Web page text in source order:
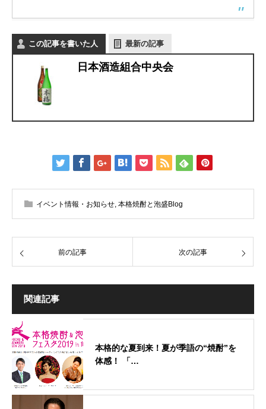
この記事を書いた人 最新の記事
日本酒造組合中央会
イベント情報・お知らせ, 本格焼酎と泡盛Blog
前の記事 次の記事
関連記事
本格的な夏到来！夏が季語の“焼酎”を
体感！ 「…